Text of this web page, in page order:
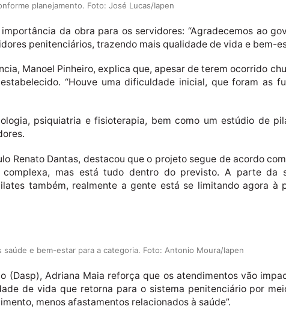
planejamento. Foto: José Lucas/Iapen
da obra para os servidores: “Agradecemos ao
penitenciários, trazendo mais qualidade de vida e bem-
Manoel Pinheiro, explica que, apesar de terem ocorrido
“Houve uma dificuldade inicial, que foram as
psiquiatria e fisioterapia, bem como um estúdio de
Renato Dantas, destacou que o projeto segue de acordo
mas está tudo dentro do previsto. A parte da
também, realmente a gente está se limitando agora à
e bem-estar para a categoria. Foto: Antonio Moura/Iapen
(Dasp), Adriana Maia reforça que os atendimentos vão
de vida que retorna para o sistema penitenciário por
menos afastamentos relacionados à saúde”.